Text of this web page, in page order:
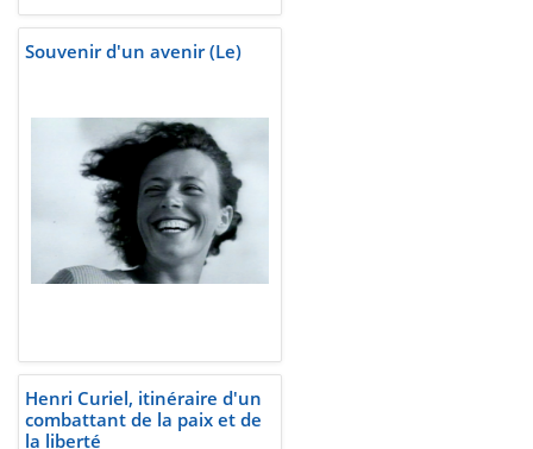
Souvenir d'un avenir (Le)
Henri Curiel, itinéraire d'un
combattant de la paix et de
la liberté